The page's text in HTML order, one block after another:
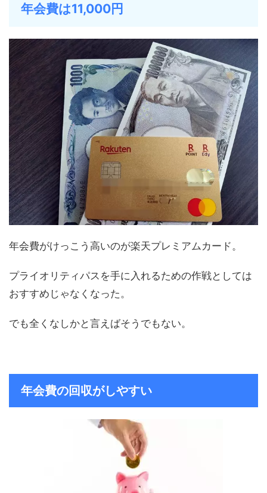
年会費は11,000円
年会費がけっこう高いのが楽天プレミアムカード。
プライオリティパスを手に入れるための作戦としては
おすすめじゃなくなった。
でも全くなしかと言えばそうでもない。
年会費の回収がしやすい